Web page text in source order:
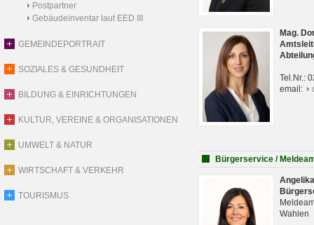
Postpartner
Gebäudeinventar laut EED III
GEMEINDEPORTRAIT
SOZIALES & GESUNDHEIT
BILDUNG & EINRICHTUNGEN
KULTUR, VEREINE & ORGANISATIONEN
UMWELT & NATUR
WIRTSCHAFT & VERKEHR
TOURISMUS
Mag.
Tel.Nr.:
email:
Bürgerservice /
Wahlen